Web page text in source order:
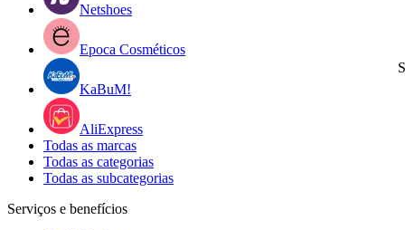
Netshoes
Epoca Cosméticos
KaBuM!
AliExpress
Todas as marcas
Todas as categorias
Todas as subcategorias
Serviços e benefícios